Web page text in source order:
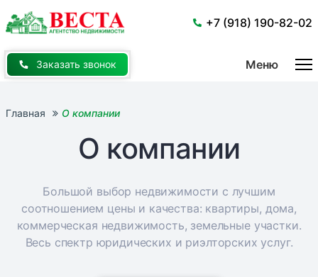
основному
Заказать звонок
+7 (918) 190-82-02
Меню
Главная О компании
О компании
Большой выбор недвижимости с лучшим
соотношением цены и качества: квартиры, дома,
коммерческая недвижимость, земельные участки.
Весь спектр юридических и риэлторских услуг.